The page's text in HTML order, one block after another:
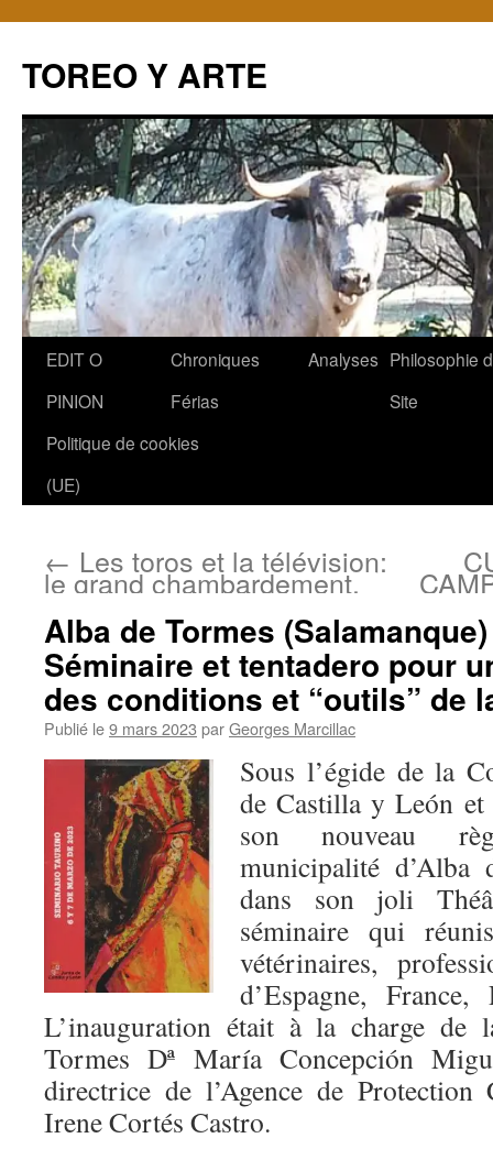
TOREO Y ARTE
Aller
contenu
EDIT O
PINION
Chroniques
Férias
Analyses Philosophie
Site
Politique de cookies
(UE)
← Les toros et la télévision:
le grand chambardement.
Alba de Tormes
Séminaire et tentadero pour
des conditions et “outils” de
Publié le9 mars 2023 parGeorges Marcillac
Sous l’égide de la
de Castilla y León et
son nouveau
municipalité d’Alba
dans son joli
séminaire qui
vétérinaires,
d’Espagne,
L’inauguration était à la charge
Tormes Dª María Concepción
directrice de l’Agence de Protection
Irene Cortés Castro.